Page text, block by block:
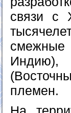
связи с
смежные
Индию),
племен.